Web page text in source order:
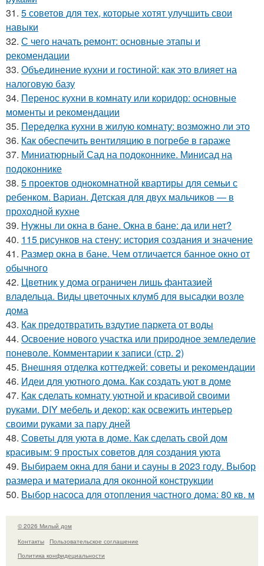
31. 5 советов для тех, которые хотят улучшить свои
навыки
32. С чего начать ремонт: основные этапы и
рекомендации
33. Объединение кухни и гостиной: как это влияет на
налоговую базу
34. Перенос кухни в комнату или коридор: основные
моменты и рекомендации
35. Переделка кухни в жилую комнату: возможно ли это
36. Как обеспечить вентиляцию в погребе в гараже
37. Миниатюрный Сад на подоконнике. Минисад на
подоконнике
38. 5 проектов однокомнатной квартиры для семьи с
ребенком. Вариан. Детская для двух мальчиков — в
проходной кухне
39. Нужны ли окна в бане. Окна в бане: да или нет?
40. 115 рисунков на стену: история создания и значение
41. Размер окна в бане. Чем отличается банное окно от
обычного
42. Цветник у дома ограничен лишь фантазией
владельца. Виды цветочных клумб для высадки возле
дома
43. Как предотвратить вздутие паркета от воды
44. Освоение нового участка или природное земледелие
поневоле. Комментарии к записи (стр. 2)
45. Внешняя отделка коттеджей: советы и рекомендации
46. Идеи для уютного дома. Как создать уют в доме
47. Как сделать комнату уютной и красивой своими
руками. DIY мебель и декор: как освежить интерьер
своими руками за пару дней
48. Советы для уюта в доме. Как сделать свой дом
красивым: 9 простых советов для создания уюта
49. Выбираем окна для бани и сауны в 2023 году. Выбор
размера и материала для оконной конструкции
50. Выбор насоса для отопления частного дома: 80 кв. м
© 2026 Милый дом
Контакты
Пользовательское соглашение
Политика конфидециальности